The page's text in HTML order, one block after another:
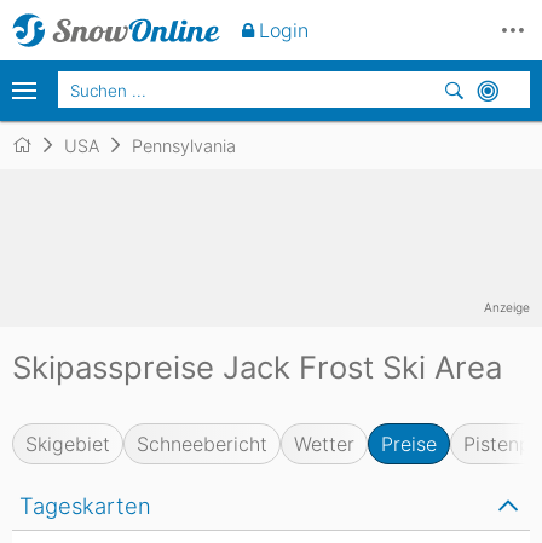
USA Pennsylvania
Skipasspreise Jack Frost Ski Area
Skigebiet Schneebericht Wetter Preise
Tageskarten
Anzeige
Login